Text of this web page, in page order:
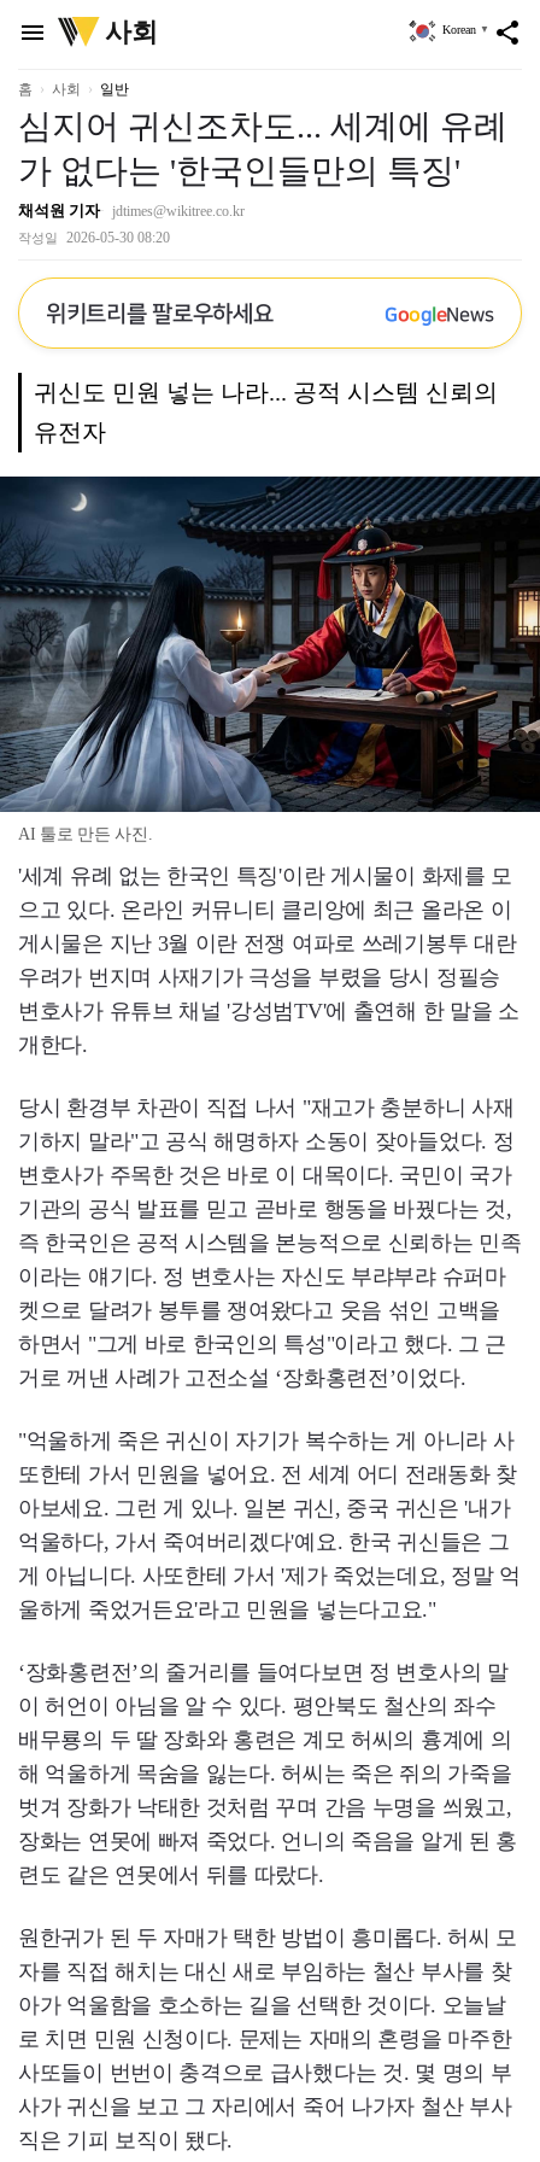
menu
위
키
리
사회 share
Korean ▼
홈 사회 일반
심지어 귀신조차도... 세계에 유례
가 없다는 '한국인들만의 특징'
채석원 기자 jdtimes@wikitree.co.kr
작성일 2026-05-30 08:20
위키트리를 팔로우하세요 GoogleNews
귀신도 민원 넣는 나라... 공적 시스템 신뢰의
유전자
AI 툴로 만든 사진.
'세계 유례 없는 한국인 특징'이란 게시물이 화제를 모
으고 있다. 온라인 커뮤니티 클리앙에 최근 올라온 이
게시물은 지난 3월 이란 전쟁 여파로 쓰레기봉투 대란
우려가 번지며 사재기가 극성을 부렸을 당시 정필승
변호사가 유튜브 채널 '강성범TV'에 출연해 한 말을 소
개한다.
당시 환경부 차관이 직접 나서 "재고가 충분하니 사재
기하지 말라"고 공식 해명하자 소동이 잦아들었다. 정
변호사가 주목한 것은 바로 이 대목이다. 국민이 국가
기관의 공식 발표를 믿고 곧바로 행동을 바꿨다는 것,
즉 한국인은 공적 시스템을 본능적으로 신뢰하는 민족
이라는 얘기다. 정 변호사는 자신도 부랴부랴 슈퍼마
켓으로 달려가 봉투를 쟁여왔다고 웃음 섞인 고백을
하면서 "그게 바로 한국인의 특성"이라고 했다. 그 근
거로 꺼낸 사례가 고전소설 ‘장화홍련전’이었다.
"억울하게 죽은 귀신이 자기가 복수하는 게 아니라 사
또한테 가서 민원을 넣어요. 전 세계 어디 전래동화 찾
아보세요. 그런 게 있나. 일본 귀신, 중국 귀신은 '내가
억울하다, 가서 죽여버리겠다'예요. 한국 귀신들은 그
게 아닙니다. 사또한테 가서 '제가 죽었는데요, 정말 억
울하게 죽었거든요'라고 민원을 넣는다고요."
‘장화홍련전’의 줄거리를 들여다보면 정 변호사의 말
이 허언이 아님을 알 수 있다. 평안북도 철산의 좌수
배무룡의 두 딸 장화와 홍련은 계모 허씨의 흉계에 의
해 억울하게 목숨을 잃는다. 허씨는 죽은 쥐의 가죽을
벗겨 장화가 낙태한 것처럼 꾸며 간음 누명을 씌웠고,
장화는 연못에 빠져 죽었다. 언니의 죽음을 알게 된 홍
련도 같은 연못에서 뒤를 따랐다.
원한귀가 된 두 자매가 택한 방법이 흥미롭다. 허씨 모
자를 직접 해치는 대신 새로 부임하는 철산 부사를 찾
아가 억울함을 호소하는 길을 선택한 것이다. 오늘날
로 치면 민원 신청이다. 문제는 자매의 혼령을 마주한
사또들이 번번이 충격으로 급사했다는 것. 몇 명의 부
사가 귀신을 보고 그 자리에서 죽어 나가자 철산 부사
직은 기피 보직이 됐다.